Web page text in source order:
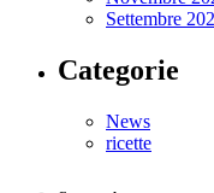
Settembre
Categorie
News
ricette